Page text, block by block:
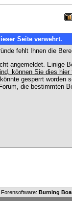
Seite verwehrt.
fehlt Ihnen die
angemeldet. Einige
können Sie dies hier
gesperrt
die bestimmten
Forensoftware: Burning